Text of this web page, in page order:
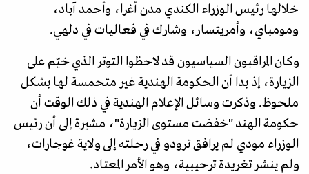
خلالها رئيس الوزراء الكندي مدن أغرا، وأحمد آباد،
ومومباي، وأمريتسار، وشارك في فعاليات في دلهي.
وكان المراقبون السياسيون قد لاحظوا التوتر الذي خيّم على
الزيارة، إذ بدا أن الحكومة الهندية غير متحمسة لها بشكل
ملحوظ. وذكرت وسائل الإعلام الهندية في ذلك الوقت أن
حكومة الهند "خفضت مستوى الزيارة"، مشيرة إلى أن رئيس
الوزراء مودي لم يرافق ترودو في رحلته إلى ولاية غوجارات،
ولم ينشر تغريدة ترحيبية، وهو الأمر المعتاد.